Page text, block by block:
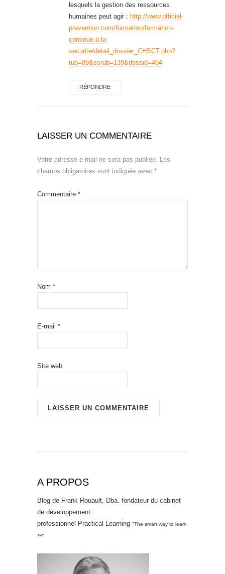
lesquels la gestion des ressources
humaines peut agir : http://www.officiel-
prevention.com/formation/formation-
continue-a-la-
securite/detail_dossier_CHSCT.php?
rub=89&ssrub=139&dossid=464
RÉPONDRE
LAISSER UN COMMENTAIRE
Votre adresse e-mail ne sera pas publiée. Les
champs obligatoires sont indiqués avec *
Commentaire *
Nom *
E-mail *
Site web
A PROPOS
Blog de Frank Rouault, Dba. fondateur du cabinet
de développement
professionnel Practical Learning "The smart way to learn
™"